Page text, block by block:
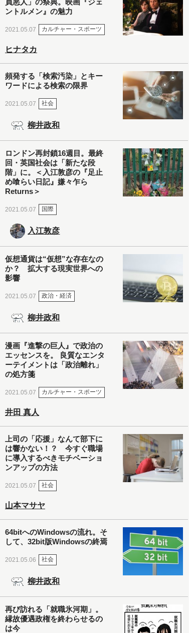
ントルメン』の魅力
2021.05.07 カルチャー・スポーツ
ヒナタカ
頻発する「検索汚染」とキー
ワードによる検索の限界
2021.05.07 社会
柳井政和
ロンドン再封鎖16週目。最終
回・英国社会は「新たな段
階」に。＜入江敦彦の『足止
め喰らい日記』嫌々乍ら
Returns＞
2021.05.07 国際
入江敦彦
仮想通貨は“仮想”な存在なの
か？ 拡大する現実世界への
影響
2021.05.07 政治・経済
柳井政和
漫画『進撃の巨人』で政治の
エッセンスを。 良質なエンタ
ーテイメントは「政治離れ」
の処方箋
2021.05.07 カルチャー・スポーツ
井田 真人
上司の「応援」なんて部下に
は響かない！？ 今すぐ職場
に導入するべきモチベーショ
ンアップの方法
2021.05.07 社会
山本マサヤ
64bitへのWindowsの流れ。そ
して、32bit版Windowsの終焉
2021.05.06 社会
柳井政和
再び訪れる「就職氷河期」。
縁故優遇政権を終わらせるの
は今